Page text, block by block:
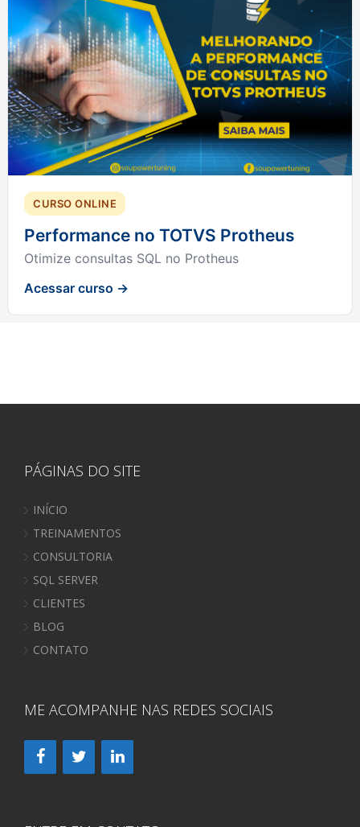
CURSO ONLINE
Performance no TOTVS Protheus
Otimize consultas SQL no Protheus
Acessar curso →
PÁGINAS DO SITE
INÍCIO
TREINAMENTOS
CONSULTORIA
SQL SERVER
CLIENTES
BLOG
CONTATO
ME ACOMPANHE NAS REDES SOCIAIS